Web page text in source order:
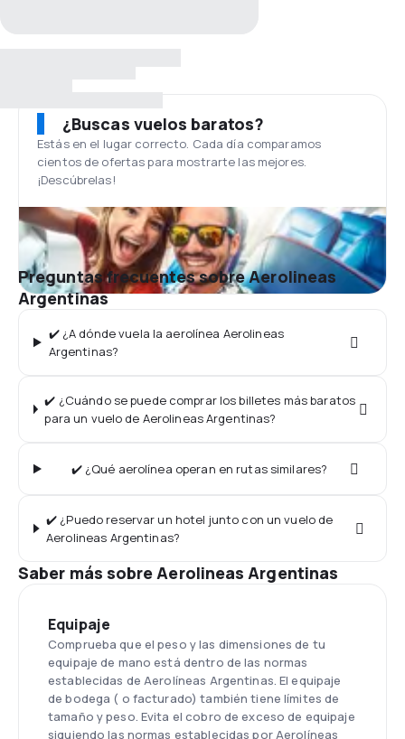
¿Buscas vuelos baratos?
Estás en el lugar correcto. Cada día comparamos
cientos de ofertas para mostrarte las mejores.
¡Descúbrelas!
Preguntas frecuentes sobre Aerolineas
Argentinas
✔️ ¿A dónde vuela la aerolínea Aerolineas
Argentinas?
✔️ ¿Cuándo se puede comprar los billetes más baratos
para un vuelo de Aerolineas Argentinas?
✔️ ¿Qué aerolínea operan en rutas similares?
✔️ ¿Puedo reservar un hotel junto con un vuelo de
Aerolineas Argentinas?
Saber más sobre Aerolineas Argentinas
Equipaje
Comprueba que el peso y las dimensiones de tu
equipaje de mano está dentro de las normas
establecidas de Aerolíneas Argentinas. El equipaje
de bodega ( o facturado) también tiene límites de
tamaño y peso. Evita el cobro de exceso de equipaje
siguiendo las normas establecidas por Aerolíneas